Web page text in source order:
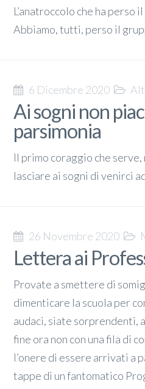
L’anatroccolo che ha perso
Abbiamo, tutti, perso il
6 Dicembre 2020
Ai sogni non
parsimonia
Il primo coraggio che
lasciare ai sogni di venirci
26 Novembre 2020
Lettera ai
Provate a smettere di
dimenticare la scuola per
audaci, siate sorprendenti,
fine ora non con una fila di
l’onere di essere arrivati a
tappe di un fantomatico